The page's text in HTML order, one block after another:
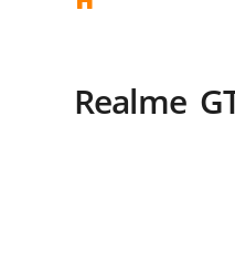
Realme